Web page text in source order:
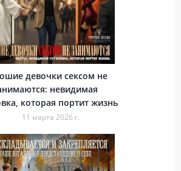
девочки сексом не
невидимая
которая портит жизнь
11 марта 2026 г.